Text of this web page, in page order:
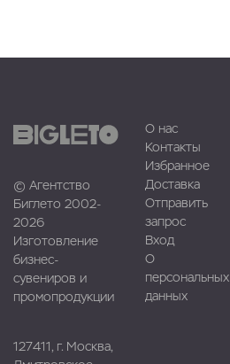
© Агентство
Биглето 2002-
2026
Изготовление
бизнес-
сувениров и
промопродукции
127411, г. Москва,
О нас
Контакты
Избранное
Доставка
Отправить
запрос
Вход
О
персональных
данных